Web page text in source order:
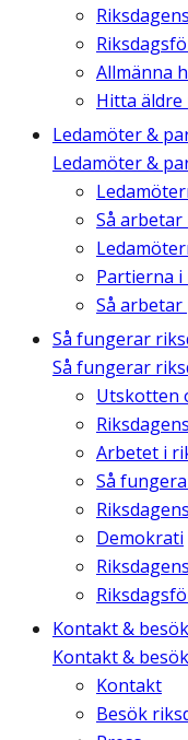
Allmänna
Hitta
Ledamöter &
Ledamöter &
Så
Partierna i
Så
Så fungerar
Så fungerar
Utskotten
Arbetet i
Så
Demokrati
Kontakt & besök
Kontakt & besök
Kontakt
Besök